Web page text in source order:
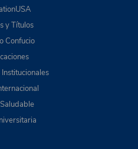
y Títulos
Confucio